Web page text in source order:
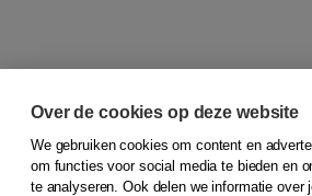
© 2026Koninklijke Boom uitgevers
Over de cookies op deze website
We gebruiken cookies om content en
om functies voor social media te bieden en
te analyseren. Ook delen we informatie over